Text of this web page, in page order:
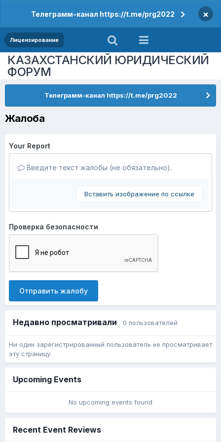
Телеграмм-канал https://t.me/prg2022 ×
Лицензирование
КАЗАХСТАНСКИЙ ЮРИДИЧЕСКИЙ
ФОРУМ
Телеграмм-канал https://t.me/prg2022
Жалоба
Your Report
Введите текст жалобы (не обязательно).
Вставить изображение по ссылке
Проверка безопасности
Отправить жалобу
Недавно просматривали 0 пользователей
Ни один зарегистрированный пользователь не просматривает
эту страницу.
Upcoming Events
No upcoming events found
Recent Event Reviews